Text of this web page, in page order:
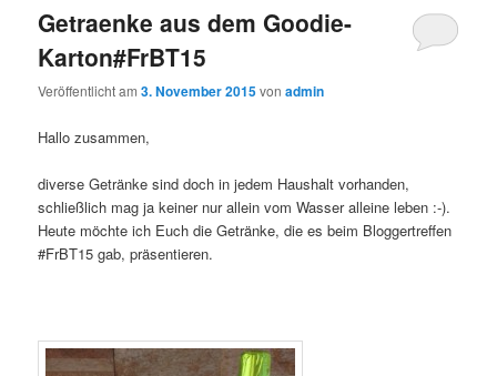
Getraenke aus dem Goodie-
Karton#FrBT15
Veröffentlicht am3. November 2015vonadmin
Hallo zusammen,
diverse Getränke sind doch in jedem Haushalt vorhanden,
schließlich mag ja keiner nur allein vom Wasser alleine leben :-).
Heute möchte ich Euch die Getränke, die es beim Bloggertreffen
#FrBT15 gab, präsentieren.